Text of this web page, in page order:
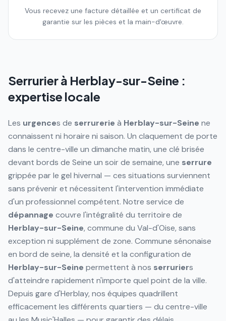
Vous recevez une facture détaillée et un certificat de
garantie sur les pièces et la main-d'œuvre.
Serrurier à Herblay-sur-Seine :
expertise locale
Les urgences de serrurerie à Herblay-sur-Seine ne
connaissent ni horaire ni saison. Un claquement de porte
dans le centre-ville un dimanche matin, une clé brisée
devant bords de Seine un soir de semaine, une serrure
grippée par le gel hivernal — ces situations surviennent
sans prévenir et nécessitent l'intervention immédiate
d'un professionnel compétent. Notre service de
dépannage couvre l'intégralité du territoire de
Herblay-sur-Seine, commune du Val-d'Oise, sans
exception ni supplément de zone. Commune sénonaise
en bord de seine, la densité et la configuration de
Herblay-sur-Seine permettent à nos serruriers
d'atteindre rapidement n'importe quel point de la ville.
Depuis gare d'Herblay, nos équipes quadrillent
efficacement les différents quartiers — du centre-ville